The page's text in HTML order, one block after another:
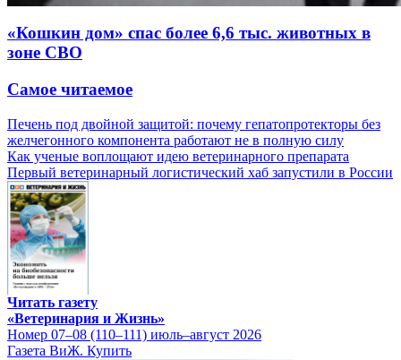
«Кошкин дом» спас более 6,6 тыс. животных в
зоне СВО
Самое читаемое
Печень под двойной защитой: почему гепатопротекторы без
желчегонного компонента работают не в полную силу
Как ученые воплощают идею ветеринарного препарата
Первый ветеринарный логистический хаб запустили в России
Читать газету
«Ветеринария и Жизнь»
Номер 07–08 (110–111) июль–август 2026
Газета ВиЖ. Купить